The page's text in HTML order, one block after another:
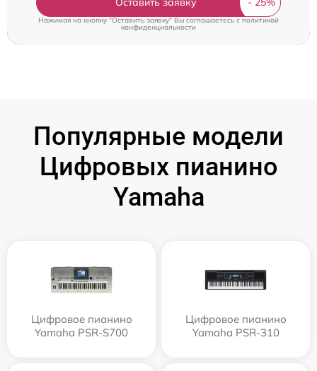
Нажимая на кнопку "Оставить заявку" Вы соглашаетесь cполитикой
конфиденциальности
Популярные модели
Цифровых пианино
Yamaha
Цифровое пианино
Yamaha PSR-S700
Цифровое пианино
Yamaha PSR-310